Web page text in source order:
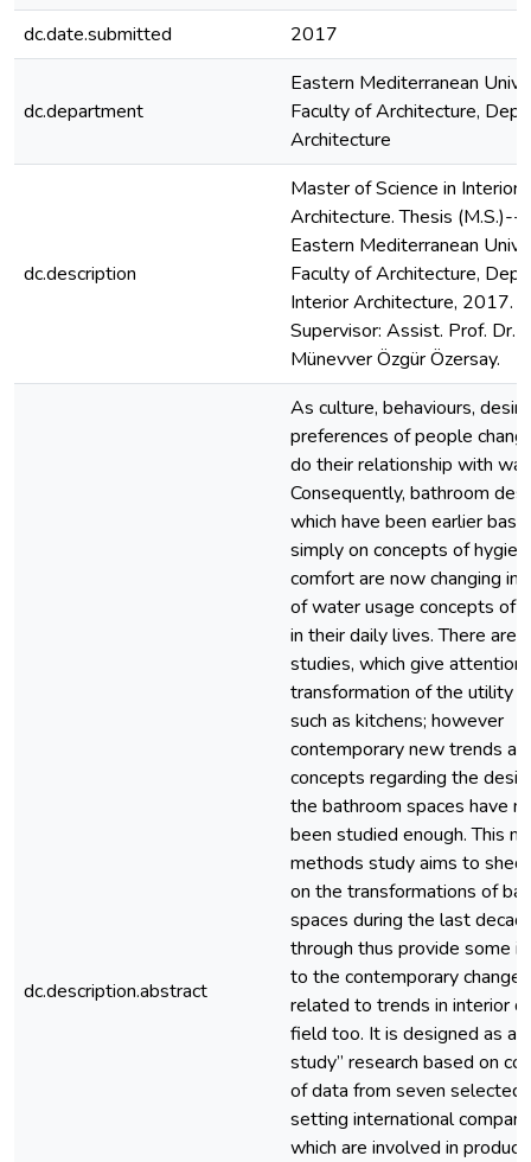
dc.date.submitted
2017
dc.department
Eastern Mediterranean
Faculty of Architecture,
Architecture
dc.description
Master of Science in Interior
Architecture. Thesis (M.S.)--
Eastern Mediterranean
Faculty of Architecture,
Interior Architecture, 2017.
Supervisor: Assist. Prof. Dr.
Münevver Özgür Özersay.
dc.description.abstract
As culture, behaviours,
preferences of people
do their relationship with
Consequently, bathroom
which have been earlier
simply on concepts of
comfort are now changing in
of water usage concepts of
in their daily lives. There are
studies, which give
transformation of the utility
such as kitchens; however
contemporary new trends
concepts regarding the
the bathroom spaces have
been studied enough. This
methods study aims to shed
on the transformations of
spaces during the last
through thus provide some
to the contemporary
related to trends in interior
field too. It is designed as a
study” research based on
of data from seven selected
setting international
which are involved in